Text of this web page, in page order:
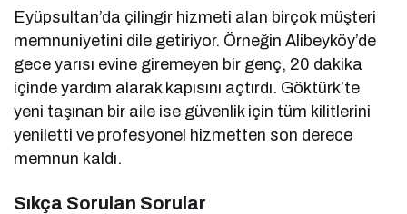
Eyüpsultan’da çilingir hizmeti alan birçok müşteri
memnuniyetini dile getiriyor. Örneğin Alibeyköy’de
gece yarısı evine giremeyen bir genç, 20 dakika
içinde yardım alarak kapısını açtırdı. Göktürk’te
yeni taşınan bir aile ise güvenlik için tüm kilitlerini
yeniletti ve profesyonel hizmetten son derece
memnun kaldı.
Sıkça Sorulan Sorular